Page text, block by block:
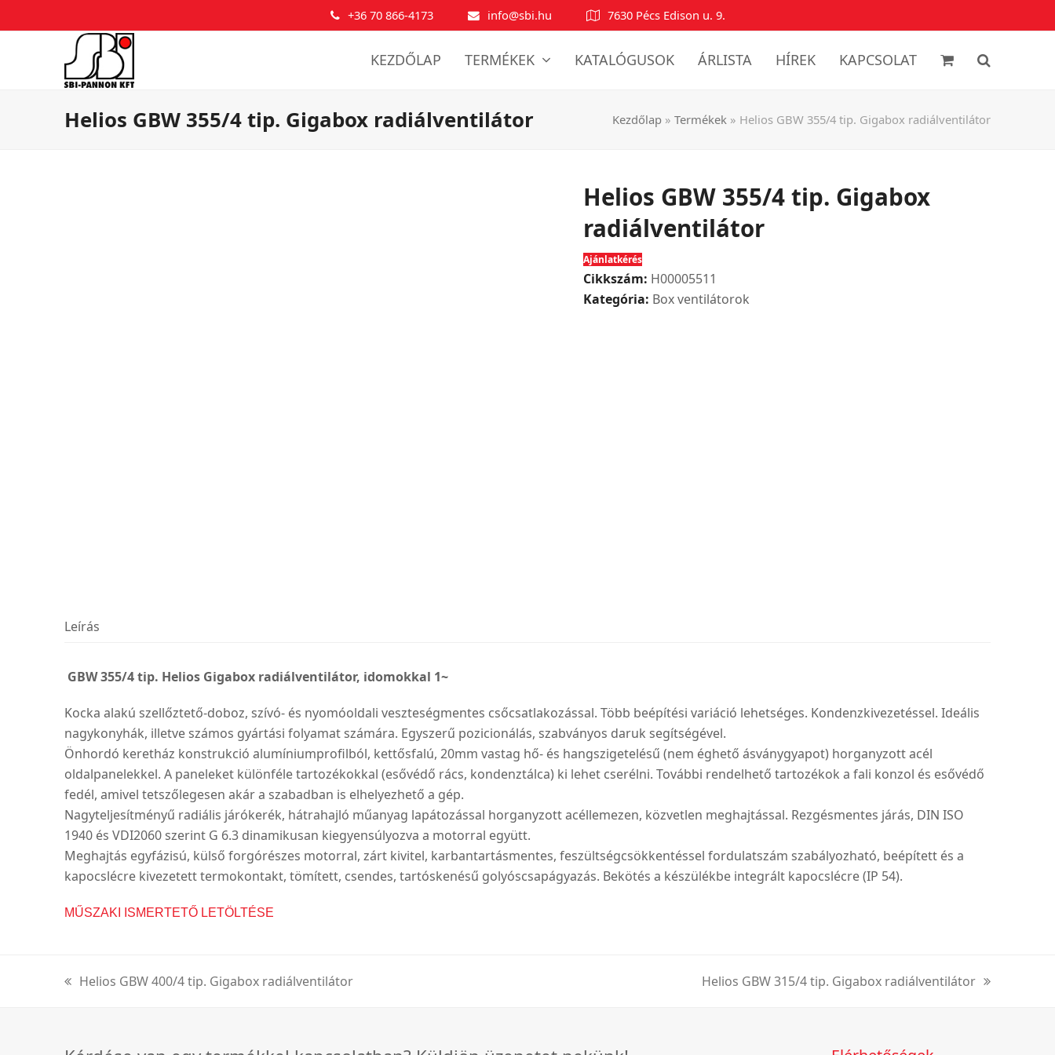
+36 70 866-4173 info@sbi.hu 7630 Pécs Edison u. 9.
KEZDŐLAP TERMÉKEK KATALÓGUSOK ÁRLISTA HÍREK KAPCSOLAT
Helios GBW 355/4 tip. Gigabox radiálventilátor Kezdőlap » Termékek » Helios GBW 355/4 tip. Gigabox radiálventilátor
Helios GBW 355/4 tip. Gigabox
radiálventilátor
Ajánlatkérés
Cikkszám: H00005511
Kategória: Box ventilátorok
Leírás
GBW 355/4 tip. Helios Gigabox radiálventilátor, idomokkal 1~
Kocka alakú szellőztető-doboz, szívó- és nyomóoldali veszteségmentes csőcsatlakozással. Több beépítési variáció lehetséges. Kondenzkivezetéssel. Ideális
nagykonyhák, illetve számos gyártási folyamat számára. Egyszerű pozicionálás, szabványos daruk segítségével.
Önhordó keretház konstrukció alumíniumprofilból, kettősfalú, 20mm vastag hő- és hangszigetelésű (nem éghető ásványgyapot) horganyzott acél
oldalpanelekkel. A paneleket különféle tartozékokkal (esővédő rács, kondenztálca) ki lehet cserélni. További rendelhető tartozékok a fali konzol és esővédő
fedél, amivel tetszőlegesen akár a szabadban is elhelyezhető a gép.
Nagyteljesítményű radiális járókerék, hátrahajló műanyag lapátozással horganyzott acéllemezen, közvetlen meghajtással. Rezgésmentes járás, DIN ISO
1940 és VDI2060 szerint G 6.3 dinamikusan kiegyensúlyozva a motorral együtt.
Meghajtás egyfázisú, külső forgórészes motorral, zárt kivitel, karbantartásmentes, feszültségcsökkentéssel fordulatszám szabályozható, beépített és a
kapocslécre kivezetett termokontakt, tömített, csendes, tartóskenésű golyóscsapágyazás. Bekötés a készülékbe integrált kapocslécre (IP 54).
MŰSZAKI ISMERTETŐ LETÖLTÉSE
previous
Helios GBW 400/4 tip. Gigabox radiálventilátor
next
Helios GBW 315/4 tip. Gigabox radiálventilátor